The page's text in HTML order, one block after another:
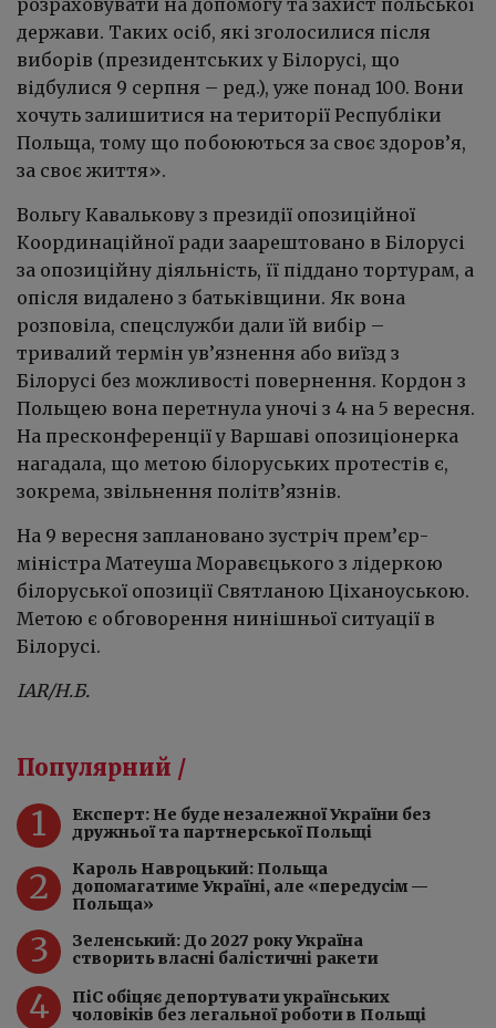
держави. Таких осіб, які зголосилися після
виборів (президентських у Білорусі, що
відбулися 9 серпня – ред.), уже понад 100. Вони
хочуть залишитися на території Республіки
Польща, тому що побоюються за своє здоров’я,
за своє життя».
Вольгу Кавалькову з президії опозиційної
Координаційної ради заарештовано в Білорусі
за опозиційну діяльність, її піддано тортурам, а
опісля видалено з батьківщини. Як вона
розповіла, спецслужби дали їй вибір –
тривалий термін ув’язнення або виїзд з
Білорусі без можливості повернення. Кордон з
Польщею вона перетнула уночі з 4 на 5 вересня.
На пресконференції у Варшаві опозиціонерка
нагадала, що метою білоруських протестів є,
зокрема, звільнення політв’язнів.
На 9 вересня заплановано зустріч прем’єр-
міністра Матеуша Моравєцького з лідеркою
білоруської опозиції Святланою Ціханоуською.
Метою є обговорення нинішньої ситуації в
Білорусі.
IAR/Н.Б.
Популярний /
1
Експерт: Не буде незалежної України без
дружньої та партнерської Польщі
2
Кароль Навроцький: Польща
допомагатиме Україні, але «передусім —
Польща»
3
Зеленський: До 2027 року Україна
створить власні балістичні ракети
4
ПіC обіцяє депортувати українських
чоловіків без легальної роботи в Польщі